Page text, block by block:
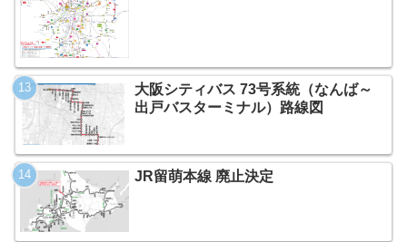
大阪シティバス 73号系統（なんば～
出戸バスターミナル）路線図
JR留萌本線 廃止決定